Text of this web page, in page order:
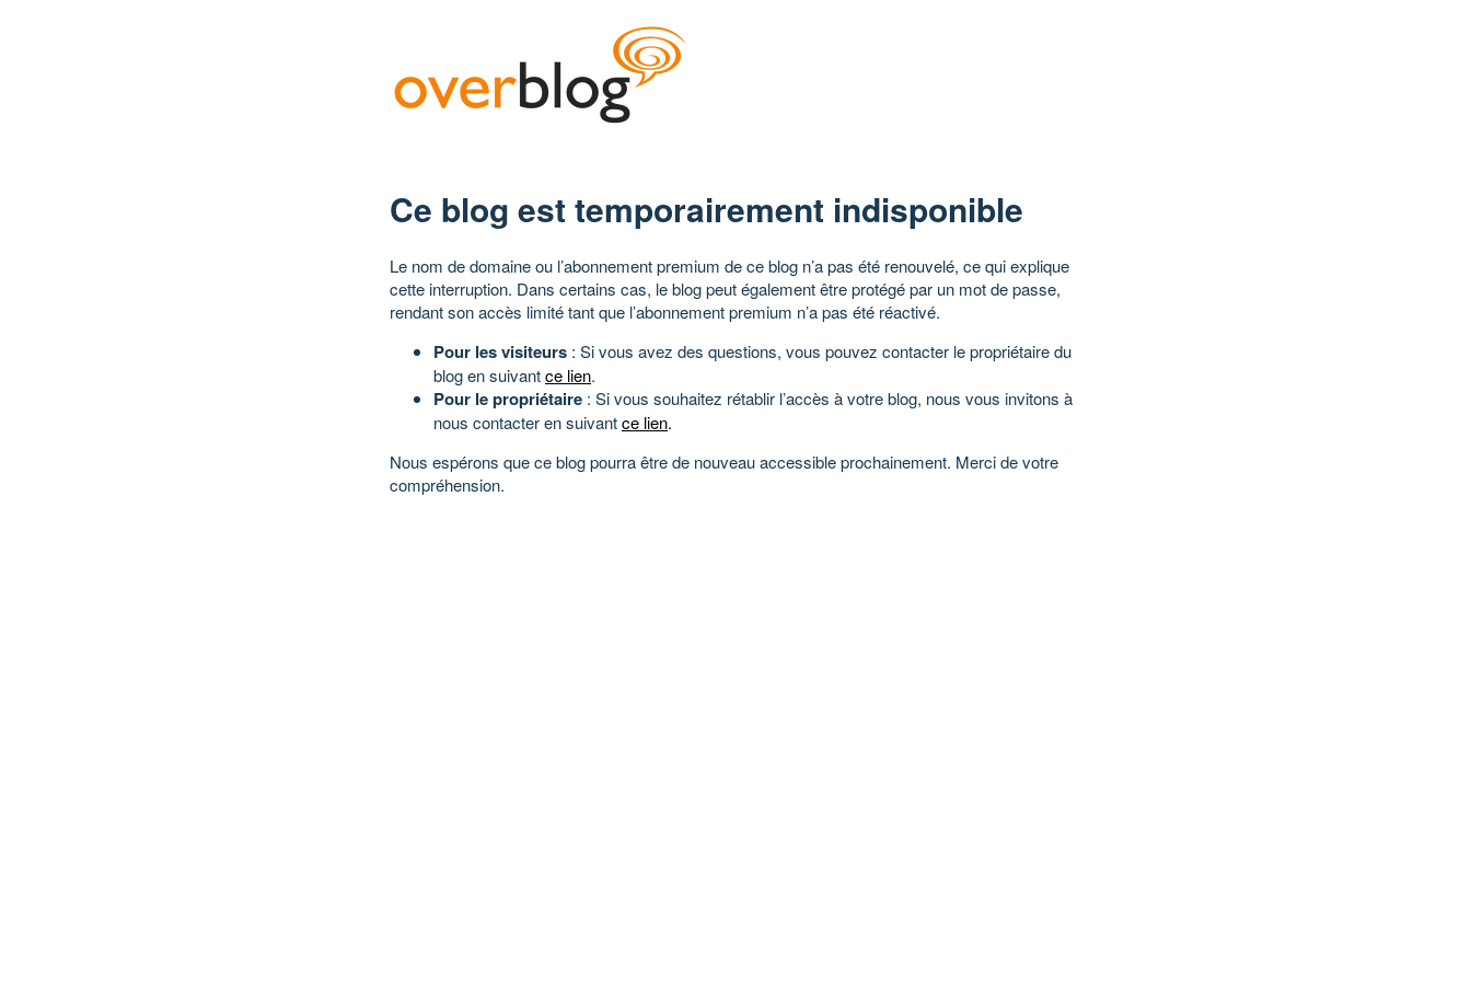
Ce blog est temporairement indisponible
Le nom de domaine ou l’abonnement premium de ce blog n’a pas été renouvelé, ce qui explique
cette interruption. Dans certains cas, le blog peut également être protégé par un mot de passe,
rendant son accès limité tant que l’abonnement premium n’a pas été réactivé.
Pour les visiteurs : Si vous avez des questions, vous pouvez contacter le propriétaire du
blog en suivantce lien.
Pour le propriétaire : Si vous souhaitez rétablir l’accès à votre blog, nous vous invitons à
nous contacter en suivantce lien.
Nous espérons que ce blog pourra être de nouveau accessible prochainement. Merci de votre
compréhension.